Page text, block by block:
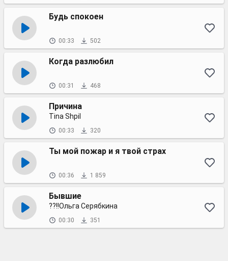
Будь спокоен
00:33 502
Когда разлюбил
00:31 468
Причина
Tina Shpil
00:33 320
Ты мой пожар и я твой страх
00:36 1 859
Бывшие
??!!Ольга Серябкина
00:30 351